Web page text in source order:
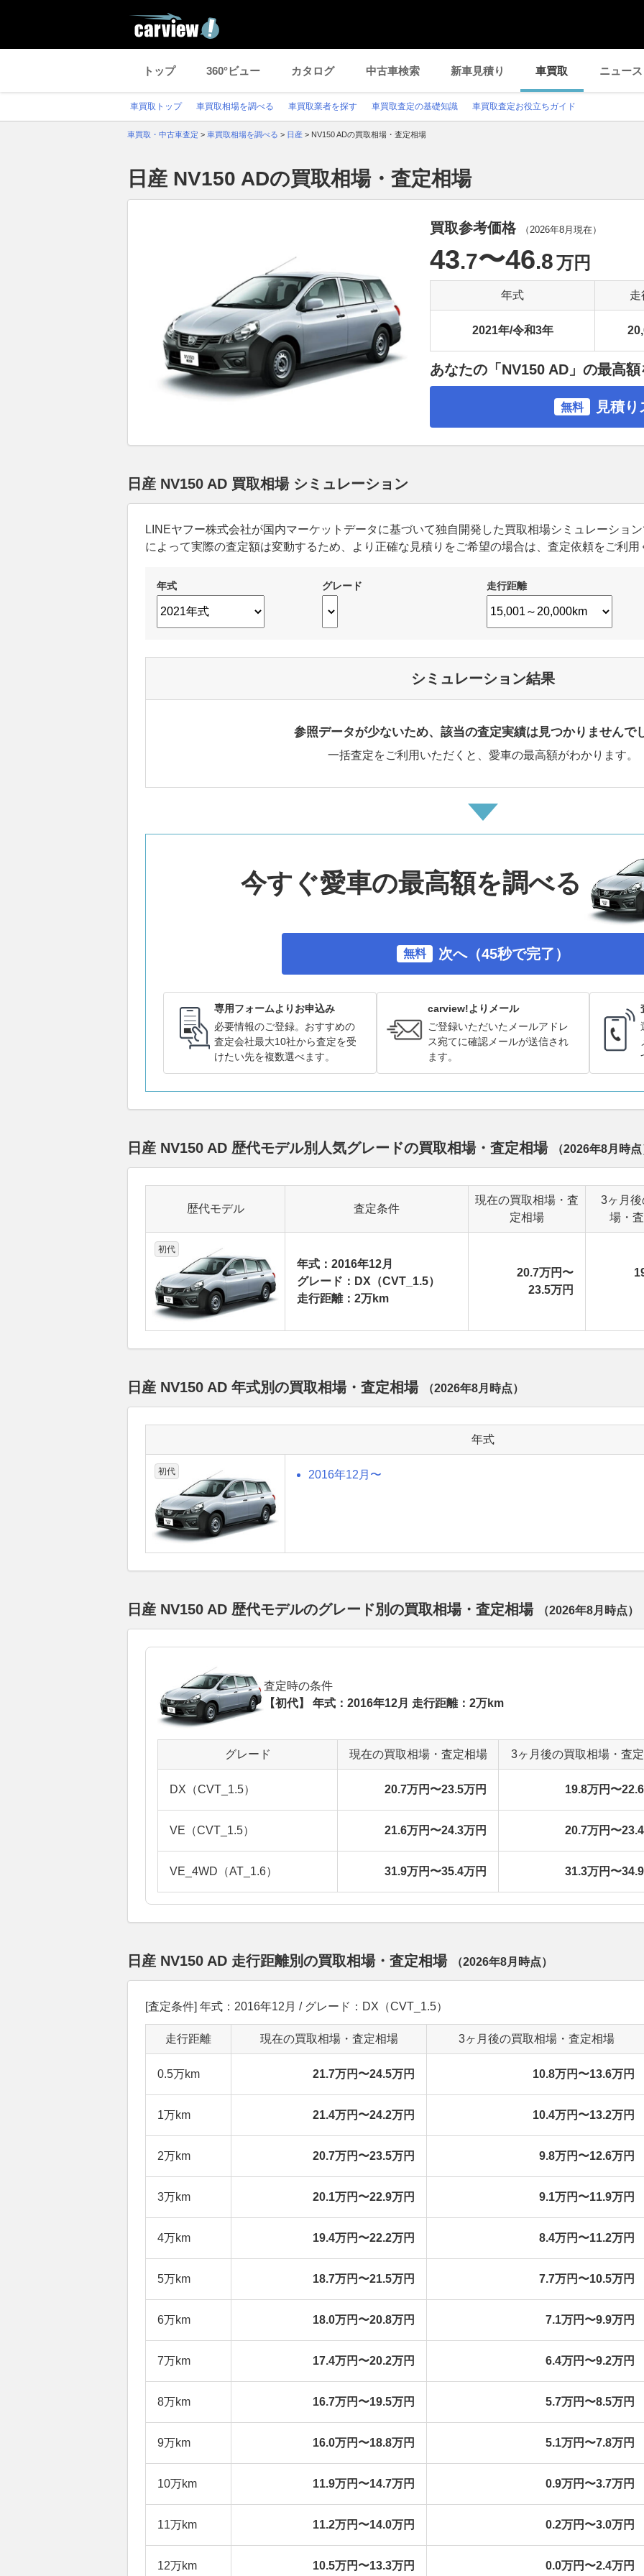
トップ 360°ビュー カタログ 中古車検索 新車見積り 車買取 ニュース
車買取トップ 車買取相場を調べる 車買取業者を探す 車買取査定の基礎知識 車買取査定お役立ちガイド
車買取・中古車査定 > 車買取相場を調べる > 日産 > NV150 ADの買取相場・査定相場
日産 NV150 ADの買取相場・査定相場
買取参考価格 （2026年8月 現在）
43.7〜46.8万円
年式 走
2021年/令和3年
あなたの「NV150 AD」の最高
無料 見積
日産 NV150 AD 買取相場 シミュレーション
LINEヤフー株式会社が国内マーケットデータに基づいて独自開発した買取相場シミュレーショ
によって実際の査定額は変動するため、より正確な見積りをご希望の場合は、査定依頼をご利用
年式 グレード 走行距離
シミュレーション結果
参照データが少ないため、該当の査定実績は見つかりませんで
一括査定をご利用いただくと、愛車の最高額がわかります。
今すぐ愛車の最高額を調べる
無料 次へ（45秒で完了）
専用フォームよりお申込み
必要情報のご登録。おすすめの
査定会社最大10社から査定を受
けたい先を複数選べます。
carview!よりメール
ご登録いただいたメールアドレ
ス宛てに確認メールが送信され
ます。
日産 NV150 AD 歴代モデル別人気グレードの買取相場・査定相場 （2026年8月 時
歴代モデル 査定条件
現在の買取相場・査
定相場
3ヶ月
場・
初代
年式：2016年12月
グレード：DX（CVT_1.5）
走行距離：2万km
20.7万円〜
23.5万円
日産 NV150 AD 年式別の買取相場・査定相場 （2026年8月 時点）
年式
初代 2016年12月〜
日産 NV150 AD 歴代モデルのグレード別の買取相場・査定相場 （2026年8月 時点）
査定時の条件
【初代】 年式：2016年12月 走行距離：2万km
グレード 現在の買取相場・査定相場 3ヶ月後の買取相場・査
DX（CVT_1.5） 20.7万円〜23.5万円 19.8万円〜
VE（CVT_1.5） 21.6万円〜24.3万円 20.7万円〜
VE_4WD（AT_1.6） 31.9万円〜35.4万円 31.3万円〜
日産 NV150 AD 走行距離別の買取相場・査定相場 （2026年8月 時点）
[査定条件] 年式：2016年12月 / グレード：DX（CVT_1.5）
走行距離 現在の買取相場・査定相場 3ヶ月後の買取相場・査定相場
0.5万km 21.7万円〜24.5万円 10.8万円〜13.6万円
1万km 21.4万円〜24.2万円 10.4万円〜13.2万円
2万km 20.7万円〜23.5万円 9.8万円〜12.6万円
3万km 20.1万円〜22.9万円 9.1万円〜11.9万円
4万km 19.4万円〜22.2万円 8.4万円〜11.2万円
5万km 18.7万円〜21.5万円 7.7万円〜10.5万円
6万km 18.0万円〜20.8万円 7.1万円〜9.9万円
7万km 17.4万円〜20.2万円 6.4万円〜9.2万円
8万km 16.7万円〜19.5万円 5.7万円〜8.5万円
9万km 16.0万円〜18.8万円 5.1万円〜7.8万円
10万km 11.9万円〜14.7万円 0.9万円〜3.7万円
11万km 11.2万円〜14.0万円 0.2万円〜3.0万円
12万km 10.5万円〜13.3万円 0.0万円〜2.4万円